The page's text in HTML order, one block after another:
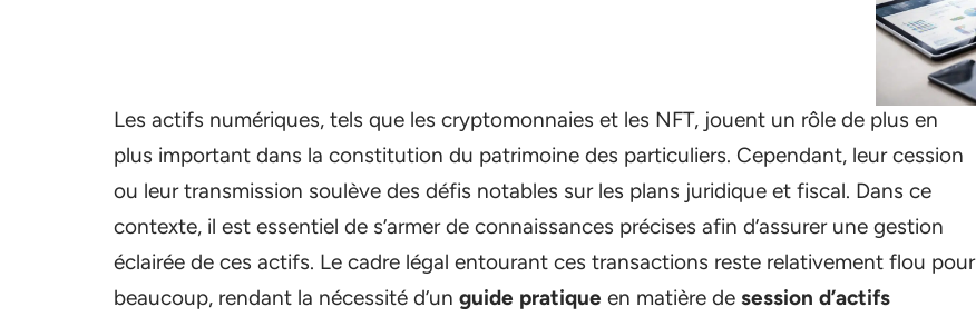
Les actifs numériques, tels que les cryptomonnaies et les NFT, jouent un rôle de plus en
plus important dans la constitution du patrimoine des particuliers. Cependant, leur cession
ou leur transmission soulève des défis notables sur les plans juridique et fiscal. Dans ce
contexte, il est essentiel de s’armer de connaissances précises afin d’assurer une gestion
éclairée de ces actifs. Le cadre légal entourant ces transactions reste relativement flou pour
beaucoup, rendant la nécessité d’un guide pratique en matière de session d’actifs